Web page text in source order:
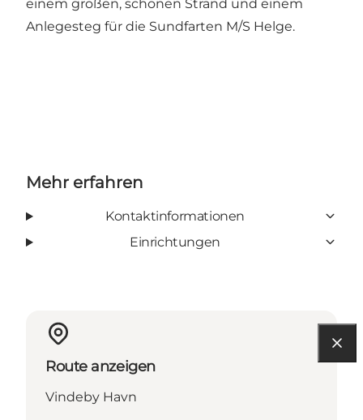
einem großen, schönen Strand und einem
Anlegesteg für die Sundfarten M/S Helge.
Mehr erfahren
Kontaktinformationen
Einrichtungen
Route anzeigen
Vindeby Havn